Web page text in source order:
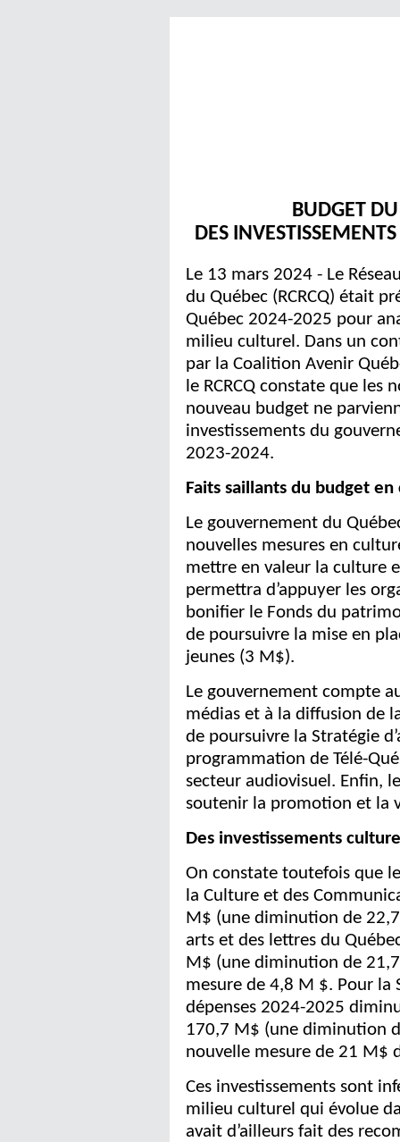
BUDGET
DES
Le 13 mars 2024 - Le
du Québec (RCRCQ) était
Québec 2024-2025 pour
milieu culturel. Dans un
par la Coalition Avenir
le RCRCQ constate que les
nouveau budget ne
investissements du
2023-2024.
Faits saillants du budget
Le gouvernement du
nouvelles mesures en
mettre en valeur la culture
permettra d’appuyer les
bonifier le Fonds du
de poursuivre la mise en
jeunes (3 M$).
Le gouvernement compte
médias et à la diffusion de
de poursuivre la Stratégie
programmation de Télé-
secteur audiovisuel. Enfin,
soutenir la promotion et la
Des investissements
On constate toutefois que
la Culture et des
M$ (une diminution de
arts et des lettres du
M$ (une diminution de
mesure de 4,8 M $. Pour la
dépenses 2024-2025
170,7 M$ (une diminution
nouvelle mesure de 21 M$
Ces investissements sont
milieu culturel qui évolue
avait d’ailleurs fait des